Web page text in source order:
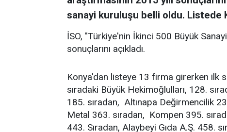
sanayi kuruluşu belli oldu. Listede
İSO, "Türkiye'nin İkinci 500 Büyük
sonuçlarını açıkladı​.
Konya'dan listeye 13 firma girerken ilk
sıradaki Büyük Hekimoğlulları, 128.
185. sıradan, Altınapa Değirmencilik
Metal 363. sıradan, Kompen 395.
443. Sıradan, Alaybeyi Gıda A.Ş. 458.